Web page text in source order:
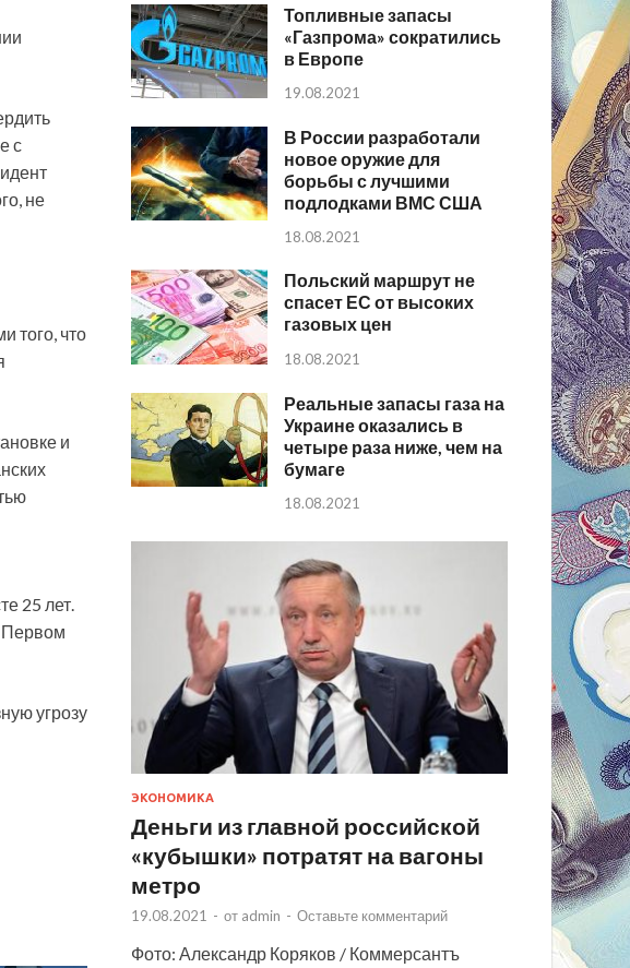
с
не
того, что
и
25 лет.
Первом
угрозу
Топливные запасы
«Газпрома» сократились
в Европе
19.08.2021
В России разработали
новое оружие для
борьбы с лучшими
подлодками ВМС США
18.08.2021
Польский маршрут не
спасет ЕС от высоких
газовых цен
18.08.2021
Реальные запасы газа на
Украине оказались в
четыре раза ниже, чем на
бумаге
18.08.2021
ЭКОНОМИКА
Деньги из главной российской
«кубышки» потратят на вагоны
метро
19.08.2021 - от admin - Оставьте комментарий
Фото: Александр Коряков / Коммерсантъ